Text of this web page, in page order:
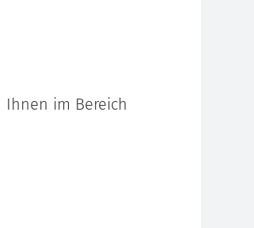
im Bereich